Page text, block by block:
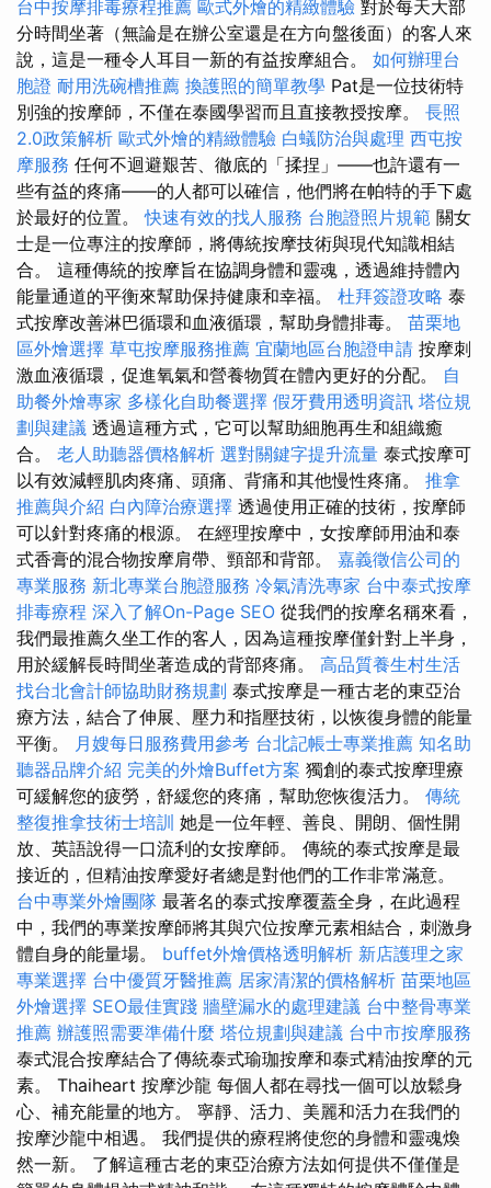
台中按摩排毒療程推薦 歐式外燴的精緻體驗 對於每天大部
分時間坐著（無論是在辦公室還是在方向盤後面）的客人來
說，這是一種令人耳目一新的有益按摩組合。 如何辦理台
胞證 耐用洗碗槽推薦 換護照的簡單教學 Pat是一位技術特
別強的按摩師，不僅在泰國學習而且直接教授按摩。 長照
2.0政策解析 歐式外燴的精緻體驗 白蟻防治與處理 西屯按
摩服務 任何不迴避艱苦、徹底的「揉捏」——也許還有一
些有益的疼痛——的人都可以確信，他們將在帕特的手下處
於最好的位置。快速有效的找人服務 台胞證照片規範 關女
士是一位專注的按摩師，將傳統按摩技術與現代知識相結
合。 這種傳統的按摩旨在協調身體和靈魂，透過維持體內
能量通道的平衡來幫助保持健康和幸福。 杜拜簽證攻略 泰
式按摩改善淋巴循環和血液循環，幫助身體排毒。 苗栗地
區外燴選擇 草屯按摩服務推薦 宜蘭地區台胞證申請 按摩刺
激血液循環，促進氧氣和營養物質在體內更好的分配。 自
助餐外燴專家 多樣化自助餐選擇 假牙費用透明資訊 塔位規
劃與建議 透過這種方式，它可以幫助細胞再生和組織癒
合。 老人助聽器價格解析 選對關鍵字提升流量 泰式按摩可
以有效減輕肌肉疼痛、頭痛、背痛和其他慢性疼痛。 推拿
推薦與介紹 白內障治療選擇 透過使用正確的技術，按摩師
可以針對疼痛的根源。 在經理按摩中，女按摩師用油和泰
式香膏的混合物按摩肩帶、頸部和背部。 嘉義徵信公司的
專業服務 新北專業台胞證服務 冷氣清洗專家 台中泰式按摩
排毒療程 深入了解On-Page SEO 從我們的按摩名稱來看，
我們最推薦久坐工作的客人，因為這種按摩僅針對上半身，
用於緩解長時間坐著造成的背部疼痛。 高品質養生村生活
找台北會計師協助財務規劃 泰式按摩是一種古老的東亞治
療方法，結合了伸展、壓力和指壓技術，以恢復身體的能量
平衡。
月嫂每日服務費用參考 台北記帳士專業推薦 知名助
聽器品牌介紹 完美的外燴Buffet方案 獨創的泰式按摩理療
可緩解您的疲勞，舒緩您的疼痛，幫助您恢復活力。 傳統
整復推拿技術士培訓 她是一位年輕、善良、開朗、個性開
放、英語說得一口流利的女按摩師。 傳統的泰式按摩是最
接近的，但精油按摩愛好者總是對他們的工作非常滿意。
台中專業外燴團隊 最著名的泰式按摩覆蓋全身，在此過程
中，我們的專業按摩師將其與穴位按摩元素相結合，刺激身
體自身的能量場。 buffet外燴價格透明解析 新店護理之家
專業選擇 台中優質牙醫推薦 居家清潔的價格解析 苗栗地區
外燴選擇 SEO最佳實踐 牆壁漏水的處理建議 台中整骨專業
推薦 辦護照需要準備什麼 塔位規劃與建議 台中市按摩服務
泰式混合按摩結合了傳統泰式瑜珈按摩和泰式精油按摩的元
素。 Thaiheart 按摩沙龍 每個人都在尋找一個可以放鬆身
心、補充能量的地方。 寧靜、活力、美麗和活力在我們的
按摩沙龍中相遇。 我們提供的療程將使您的身體和靈魂煥
然一新。 了解這種古老的東亞治療方法如何提供不僅僅是